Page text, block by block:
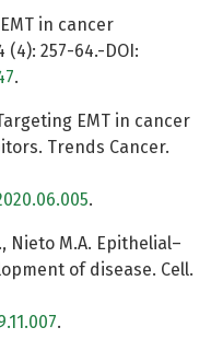
in cancer
(4): 257-64.-DOI:
.
EMT in cancer
Trends Cancer.
.
Nieto M.A. Epithelial–
of disease. Cell.
.